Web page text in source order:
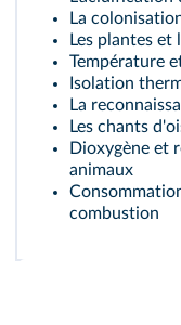
La
Les plantes et
Température
Isolation
La
Les chants
Dioxygène et
animaux
combustion